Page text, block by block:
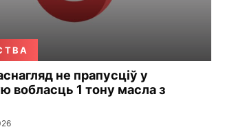
не прапусціў у
вобласць 1 тону масла з